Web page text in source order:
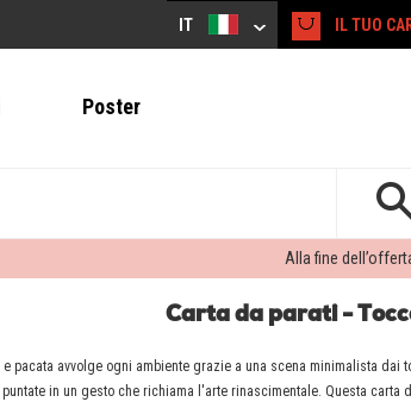
IT IL TUO
Poster
Alla fine
Carta da parati -
e pacata avvolge ogni ambiente grazie a una scena minimalista
in un gesto che richiama l'arte rinascimentale. Questa carta